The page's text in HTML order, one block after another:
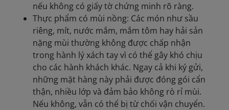
nếu không có giấy tờ chứng minh rõ ràng.
Thực phẩm có mùi nồng: Các món như sầu
riêng, mít, nước mắm, mắm tôm hay hải sản
nặng mùi thường không được chấp nhận
trong hành lý xách tay vì có thể gây khó chịu
cho các hành khách khác. Ngay cả khi ký gửi,
những mặt hàng này phải được đóng gói cẩn
thận, nhiều lớp và đảm bảo không rò rỉ mùi.
Nếu không, vẫn có thể bị từ chối vận chuyển.